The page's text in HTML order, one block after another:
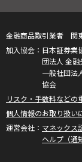
金融商品取引業者 関
日本証券業
団法人 金融
一般社団法
協会
リスク・手数料などの
個人情報のお取り扱い
マネックス
ヘルプ（通